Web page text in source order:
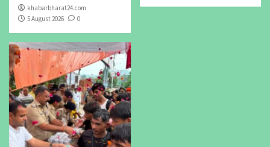
khabarbharat24.com
5 August 2026
0